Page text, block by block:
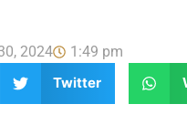
2024
1:49 pm
Twitter